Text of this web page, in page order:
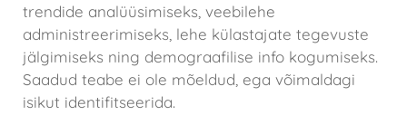
trendide analüüsimiseks, veebilehe
administreerimiseks, lehe külastajate tegevuste
jälgimiseks ning demograafilise info kogumiseks.
Saadud teabe ei ole mõeldud, ega võimaldagi
isikut identifitseerida.